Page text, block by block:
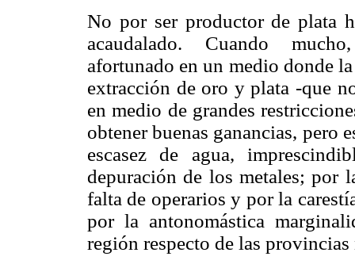
No por ser productor de plata
acaudalado. Cuando
afortunado en un medio donde
extracción de oro y plata -que
en medio de grandes
obtener buenas ganancias, pero
escasez de agua,
depuración de los metales; por
falta de operarios y por la
por la antonomástica
región respecto de las